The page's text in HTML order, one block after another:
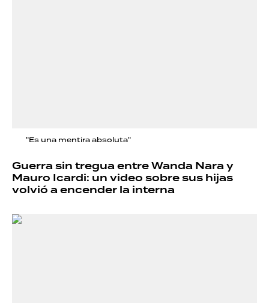
"Es una mentira absoluta"
Guerra sin tregua entre Wanda Nara y
Mauro Icardi: un video sobre sus hijas
volvió a encender la interna